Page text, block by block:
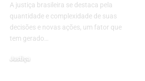
A justiça brasileira se destaca pela
quantidade e complexidade de suas
decisões e novas ações, um fator que
tem gerado…
Justiça